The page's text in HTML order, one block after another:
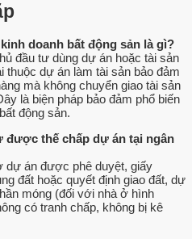
doanh bất động sản là gì?
đầu tư dùng dự án hoặc tài sản
thuộc dự án làm tài sản bảo đảm
mà không chuyển giao tài sản
là biện pháp bảo đảm phổ biến
động sản.
được thế chấp dự án tại ngân
dự án được phê duyệt, giấy
đất hoặc quyết định giao đất, dự
móng (đối với nhà ở hình
có tranh chấp, không bị kê